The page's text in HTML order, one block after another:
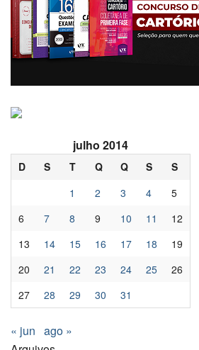
julho 2014
D S T Q Q S
S
1
2 3 4
5
6
7 8 9 10 11
12
13
14 15 16 17 18
19
20
21 22 23 24 25
26
27
28 29 30 31
« jun ago »